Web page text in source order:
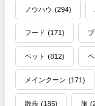
ノウハウ (294)
フード (171)
ペット (812)
メインクーン (171)
散歩 (185) 旅